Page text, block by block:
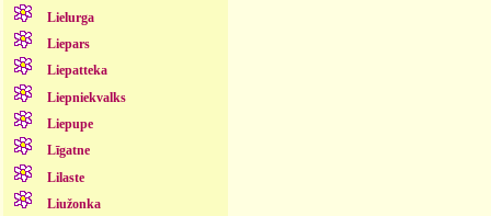
Lielurga
Liepars
Liepatteka
Liepniekvalks
Liepupe
Līgatne
Lilaste
Liužonka